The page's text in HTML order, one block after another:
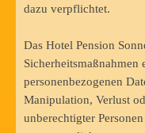
dazu verpflichtet.
Das Hotel Pension
Sicherheitsmaßnahmen
personenbezogenen
Manipulation, Verlust
unberechtigter